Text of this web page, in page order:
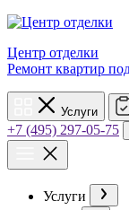
Центр отделки
Ремонт квартир
Услуги
+7 (495) 297-05-75
Услуги